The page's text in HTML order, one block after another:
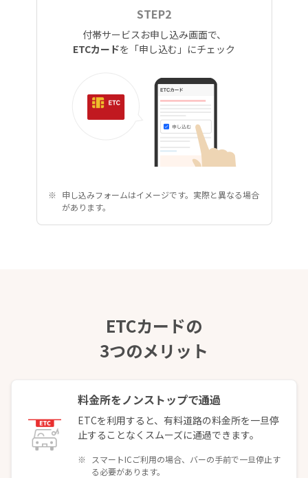
STEP2
付帯サービスお申し込み画面で、
ETCカードを「申し込む」にチェック
申し込みフォームはイメージです。実際と異なる場合
があります。
ETCカードの
3つのメリット
料金所をノンストップで通過
ETCを利用すると、有料道路の料金所を一旦停
止することなくスムーズに通過できます。
スマートICご利用の場合、バーの手前で一旦停止す
る必要があります。